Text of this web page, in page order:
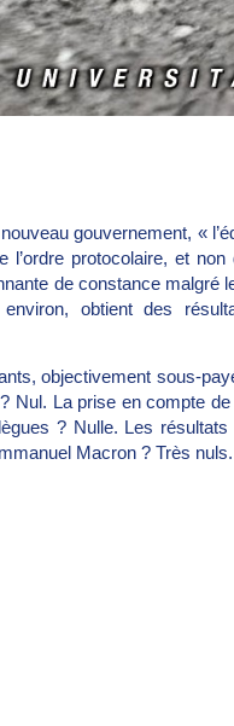
gouvernement, «
protocolaire, et
de constance malgré
obtient des
objectivement sous-
Nul. La prise en compte
? Nulle. Les
Macron ? Très